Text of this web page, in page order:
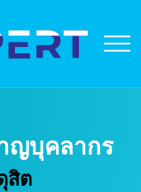
ญบุคลากร
สิต